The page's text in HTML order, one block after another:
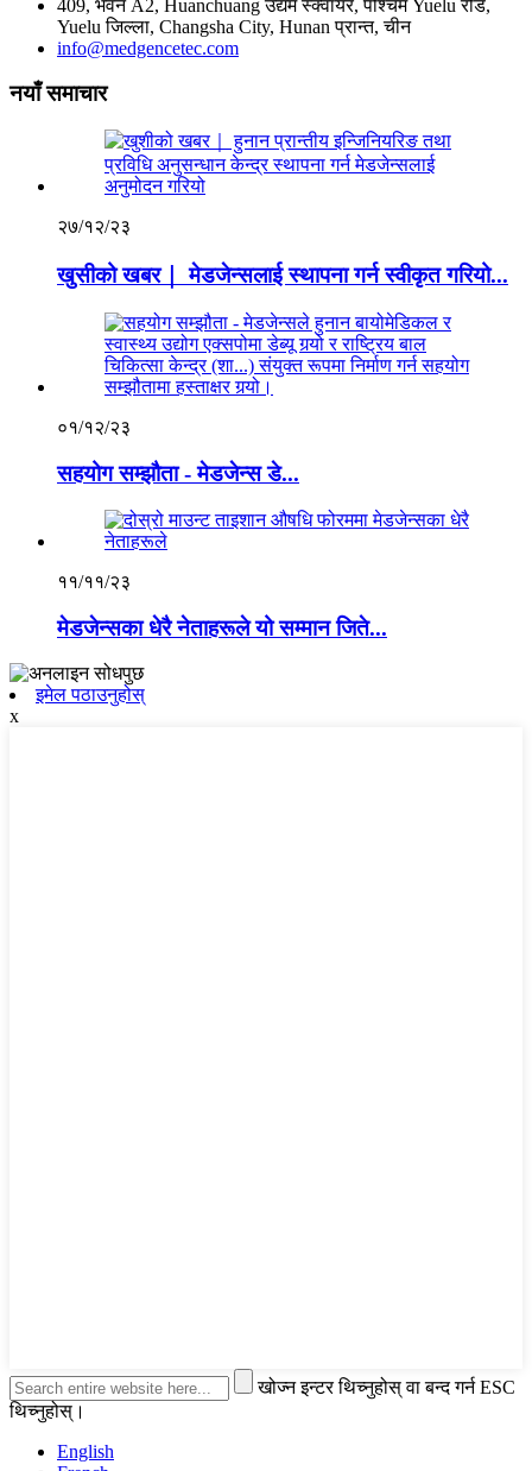
409, भवन A2, Huanchuang उद्यम स्क्वायर, पश्चिम Yuelu रोड,
Yuelu जिल्ला, Changsha City, Hunan प्रान्त, चीन
info@medgencetec.com
नयाँ समाचार
२७/१२/२३
खुसीको खबर｜ मेडजेन्सलाई स्थापना गर्न स्वीकृत गरियो...
०१/१२/२३
सहयोग सम्झौता - मेडजेन्स डे...
११/११/२३
मेडजेन्सका धेरै नेताहरूले यो सम्मान जिते...
इमेल पठाउनुहोस्
x
खोज्न इन्टर थिच्नुहोस् वा बन्द गर्न ESC
थिच्नुहोस्।
English